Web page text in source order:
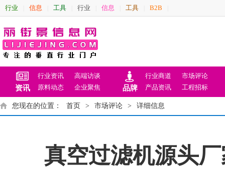
行业 信息 工具 行业 信息 工具 B2B
资讯
行业资讯
高端访谈
原料动态
企业聚焦 品牌
行业商道
市场评论
产品资讯
工程招标
您现在的位置： 首页 > 市场评论 > 详细信息
真空过滤机源头